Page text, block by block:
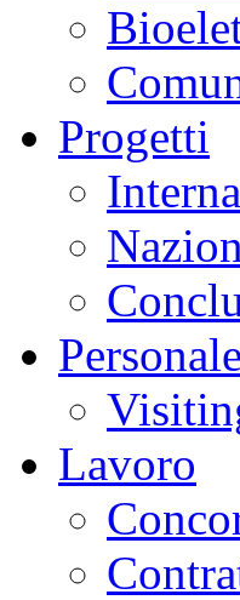
Progetti
Personale
Lavoro